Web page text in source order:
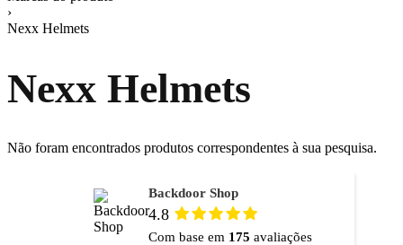
›
Nexx Helmets
Nexx Helmets
Não foram encontrados produtos correspondentes à sua pesquisa.
Backdoor Shop
4.8
Com base em 175 avaliações